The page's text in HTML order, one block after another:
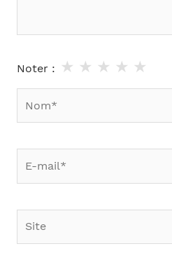
Noter : ★
★
★
★
★
mail*